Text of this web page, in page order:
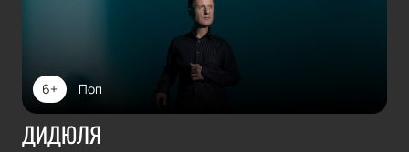
Поп
6+
ДИДЮЛЯ